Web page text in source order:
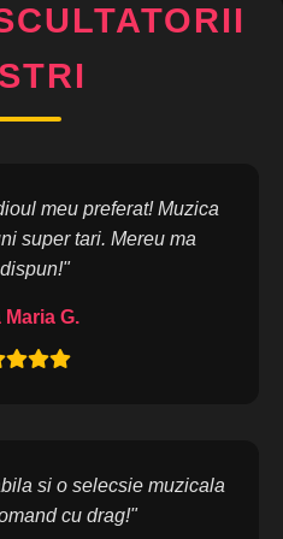
meu preferat! Muzica
super tari. Mereu ma
Maria G.
si o selecsie muzicala
cu drag!"